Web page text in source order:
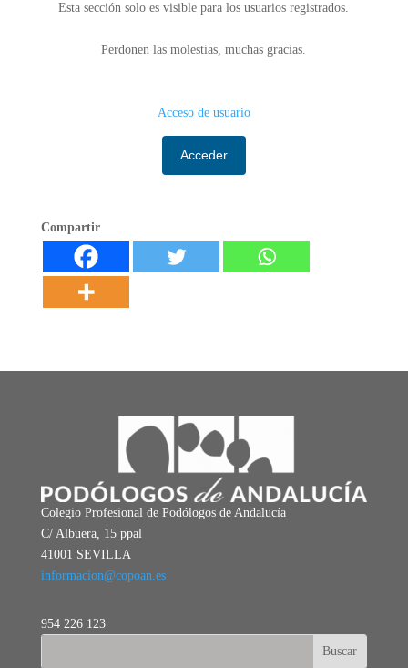
Esta sección solo es visible para los usuarios registrados.
Perdonen las molestias, muchas gracias.
Acceso de usuario
Acceder
Compartir
Colegio Profesional de Podólogos de Andalucía
C/ Albuera, 15 ppal
41001 SEVILLA
informacion@copoan.es
954 226 123